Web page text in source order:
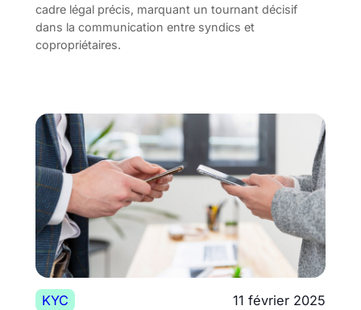
cadre légal précis, marquant un tournant décisif
dans la communication entre syndics et
copropriétaires.
KYC 11 février 2025